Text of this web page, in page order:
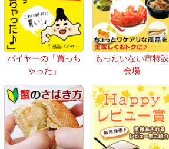
バイヤーの「買っち
ゃった」
もったいない市特設
会場